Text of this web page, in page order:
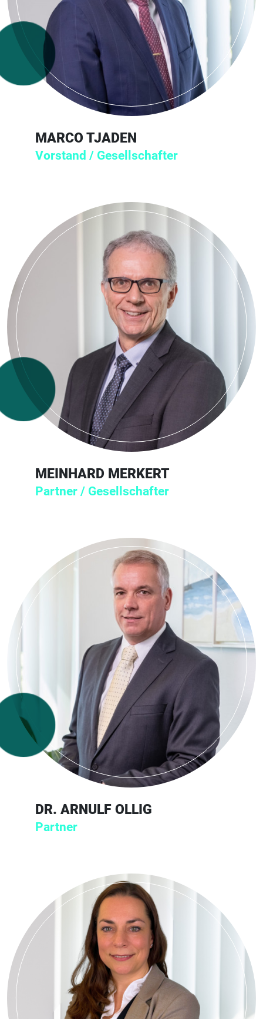
MARCO TJADEN
Vorstand / Gesellschafter
MEINHARD MERKERT
Partner / Gesellschafter
DR. ARNULF OLLIG
Partner